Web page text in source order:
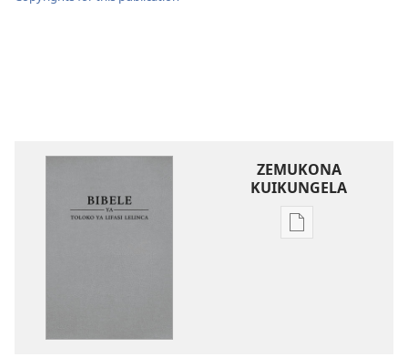
ZEMUKONA
KUIKUNGELA
Mukete